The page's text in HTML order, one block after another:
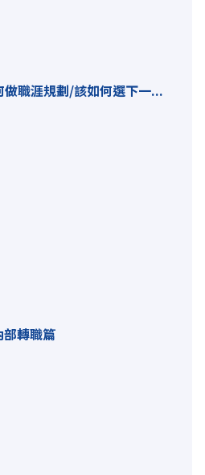
職涯規劃/該如何選下一...
轉職篇